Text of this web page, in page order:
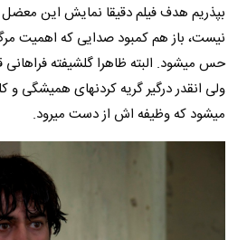
بپذریم هدف فیلم دقیقا نمایش این
نیست، باز هم کمبود صدایی که اهمیت
حس می­شود. البته ظاهرا گلشیفته
ولی انقدر درگیر گریه کردن­های همیشگی
می­شود که وظیفه­ اش از دست می­رود.